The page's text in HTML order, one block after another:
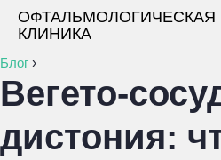
ОФТАЛЬМОЛОГИЧЕСКАЯ
КЛИНИКА
Блог ›
Вегето-
дистония: